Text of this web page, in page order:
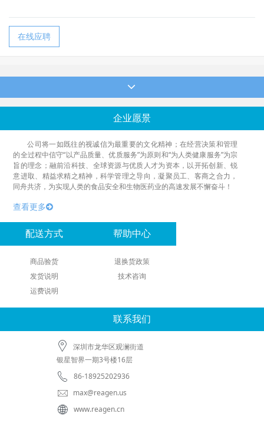
在线应聘
企业愿景
公司将一如既往的视诚信为最重要的文化精神；在经营决策和管理
的全过程中信守“以产品质量、优质服务”为原则和“为人类健康服务”为宗
旨的理念；融前沿科技、全球资源与优质人才为资本，以开拓创新、锐
意进取、精益求精之精神，科学管理之导向，凝聚员工、客商之合力，
同舟共济，为实现人类的食品安全和生物医药业的高速发展不懈奋斗！
查看更多
配送方式
商品验货
发货说明
运费说明
帮助中心
退换货政策
技术咨询
联系我们
深圳市龙华区观澜街道
银星智界一期3号楼16层
86-18925202936
max@reagen.us
www.reagen.cn